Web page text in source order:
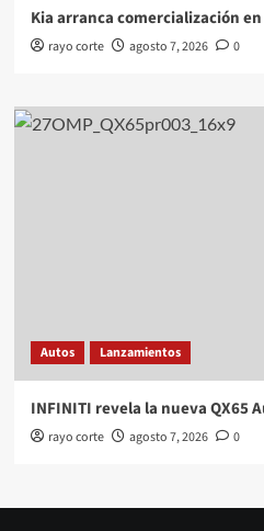
Kia arranca comercialización en
rayo corte agosto 7, 2026 0
Autos Lanzamientos
INFINITI revela la nueva QX65
rayo corte agosto 7, 2026 0